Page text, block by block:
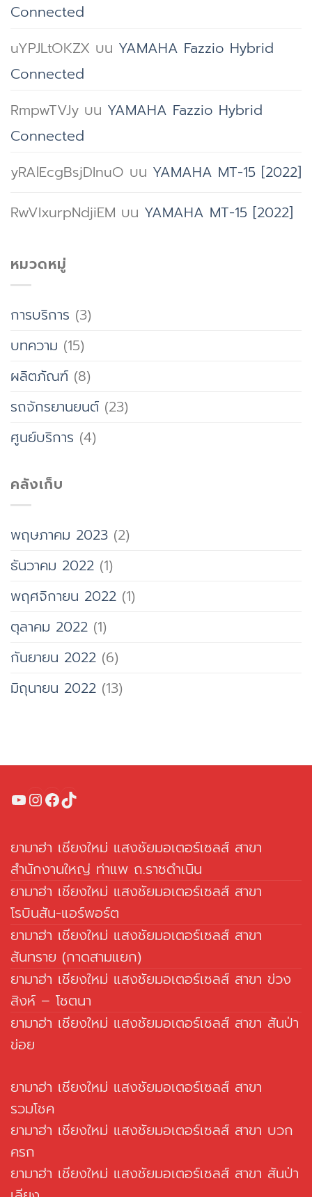
รถ
อย่างไร
Connected
uYPJLtOKZX บน YAMAHA Fazzio Hybrid
Connected
RmpwTVJy บน YAMAHA Fazzio Hybrid
Connected
yRAlEcgBsjDInuO บน YAMAHA MT-15 [2022]
RwVIxurpNdjiEM บน YAMAHA MT-15 [2022]
หมวดหมู่
การบริการ (3)
บทความ (15)
ผลิตภัณฑ์ (8)
รถจักรยานยนต์ (23)
ศูนย์บริการ (4)
คลังเก็บ
พฤษภาคม 2023 (2)
ธันวาคม 2022 (1)
พฤศจิกายน 2022 (1)
ตุลาคม 2022 (1)
กันยายน 2022 (6)
มิถุนายน 2022 (13)
YouTube
Instagram
Facebook
ยามาฮ่า เชียงใหม่ แสงชัยมอเตอร์เซลส์ สาขา
สำนักงานใหญ่ ท่าแพ ถ.ราชดำเนิน
ยามาฮ่า เชียงใหม่ แสงชัยมอเตอร์เซลส์ สาขา
โรบินสัน-แอร์พอร์ต
ยามาฮ่า เชียงใหม่ แสงชัยมอเตอร์เซลส์ สาขา
สันทราย (กาดสามแยก)
ยามาฮ่า เชียงใหม่ แสงชัยมอเตอร์เซลส์ สาขา ข่วง
สิงห์ – โชตนา
ยามาฮ่า เชียงใหม่ แสงชัยมอเตอร์เซลส์ สาขา สันป่า
ข่อย
ยามาฮ่า เชียงใหม่ แสงชัยมอเตอร์เซลส์ สาขา
รวมโชค
ยามาฮ่า เชียงใหม่ แสงชัยมอเตอร์เซลส์ สาขา บวก
ครก
ยามาฮ่า เชียงใหม่ แสงชัยมอเตอร์เซลส์ สาขา สันป่า